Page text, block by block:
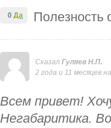
Полезность
0 Да
Сказал Гуляев Н.П.
2 года и 11 месяцев
Всем привет!
Негабаритика.